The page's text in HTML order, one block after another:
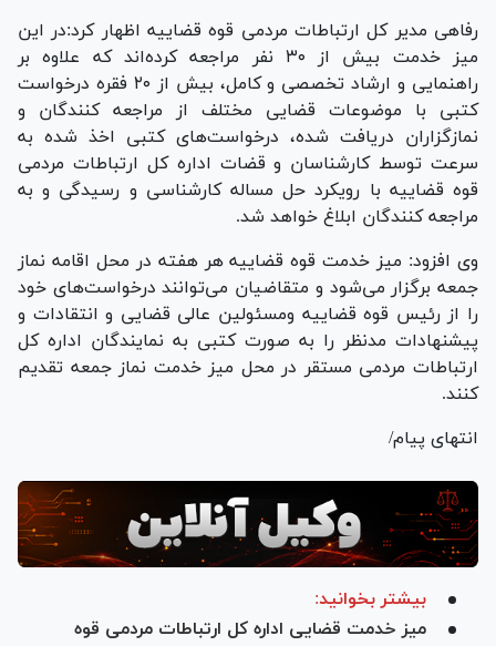
رفاهی مدیر کل ارتباطات مردمی قوه قضاییه اظهار کرد:در این
میز خدمت بیش از ۳۰ نفر مراجعه کرده‌اند که علاوه بر
راهنمایی و ارشاد تخصصی و کامل، بیش از ۲۰ فقره درخواست
کتبی با موضوعات قضایی مختلف از مراجعه کنندگان و
نمازگزاران دریافت شده، درخواست‌های کتبی اخذ شده به
سرعت توسط کارشناسان و قضات اداره کل ارتباطات مردمی
قوه قضاییه با رویکرد حل مساله کارشناسی و رسیدگی و به
مراجعه کنندگان ابلاغ خواهد شد.
وی افزود: میز خدمت قوه قضاییه هر هفته در محل اقامه نماز
جمعه برگزار می‌شود و متقاضیان می‌توانند درخواست‌های خود
را از رئیس قوه قضاییه ومسئولین عالی قضایی و انتقادات و
پیشنهادات مدنظر را به صورت کتبی به نمایندگان اداره کل
ارتباطات مردمی مستقر در محل میز خدمت نماز جمعه تقدیم
کنند.
انتهای پیام/
بیشتر بخوانید:
میز خدمت قضایی اداره کل ارتباطات مردمی قوه